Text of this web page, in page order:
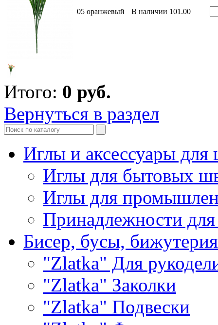
05 оранжевый В наличии 101.00
Итого: 0 руб.
Вернуться в раздел
Иглы и аксессуары
Иглы для бытовых
Иглы для
Принадлежности
Бисер, бусы, бижутерия
"Zlatka" Для
"Zlatka" Заколки
"Zlatka" Подвески